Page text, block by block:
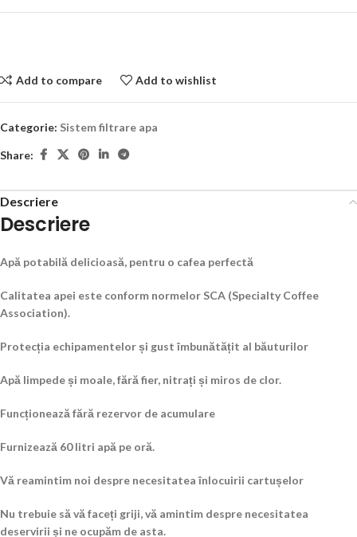
Add to compare Add to wishlist
Categorie: Sistem filtrare apa
Share:
Descriere
Descriere
Apă potabilă delicioasă, pentru o cafea perfectă
Calitatea apei este conform normelor SCA (Specialty Coffee
Association).
Protecția echipamentelor și gust îmbunătățit al băuturilor
Apă limpede și moale, fără fier, nitrați și miros de clor.
Funcționează fără rezervor de acumulare
Furnizează 60 litri apă pe oră.
Vă reamintim noi despre necesitatea înlocuirii cartușelor
Nu trebuie să vă faceți griji, vă amintim despre necesitatea
deservirii și ne ocupăm de asta.